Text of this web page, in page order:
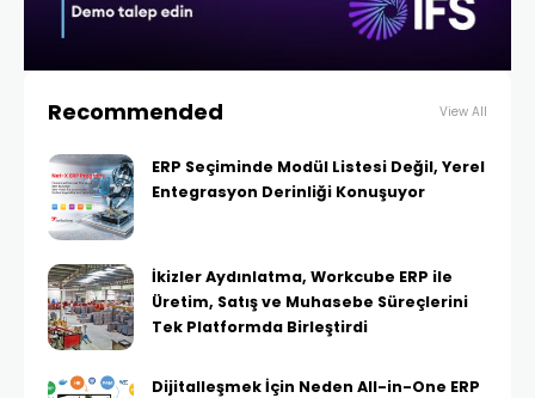
Recommended View All
ERP Seçiminde Modül Listesi Değil, Yerel
Entegrasyon Derinliği Konuşuyor
İkizler Aydınlatma, Workcube ERP ile
Üretim, Satış ve Muhasebe Süreçlerini
Tek Platformda Birleştirdi
Dijitalleşmek İçin Neden All-in-One ERP